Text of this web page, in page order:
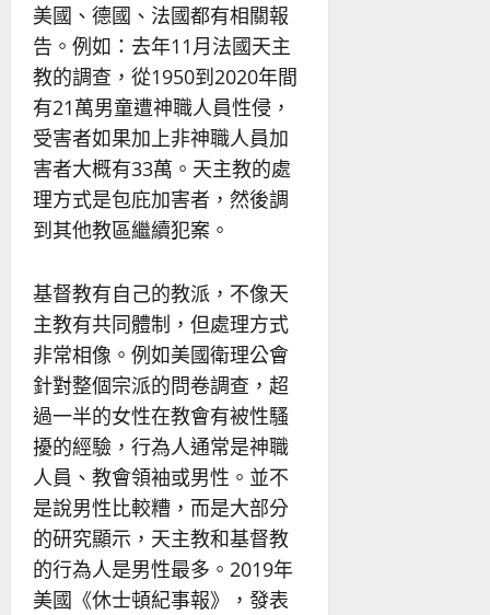
美國、德國、法國都有相關報
告。例如：去年11月法國天主
教的調查，從1950到2020年間
有21萬男童遭神職人員性侵，
受害者如果加上非神職人員加
害者大概有33萬。天主教的處
理方式是包庇加害者，然後調
到其他教區繼續犯案。
基督教有自己的教派，不像天
主教有共同體制，但處理方式
非常相像。例如美國衛理公會
針對整個宗派的問卷調查，超
過一半的女性在教會有被性騷
擾的經驗，行為人通常是神職
人員、教會領袖或男性。並不
是說男性比較糟，而是大部分
的研究顯示，天主教和基督教
的行為人是男性最多。2019年
美國《休士頓紀事報》，發表